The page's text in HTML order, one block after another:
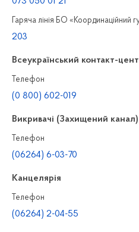
Гаряча лінія БО «Координаційний
203
Всеукраїнський контакт-
Телефон
(0 800) 602-019
Викривачі (Захищений канал)
Телефон
(06264) 6-03-70
Канцелярiя
Телефон
(06264) 2-04-55